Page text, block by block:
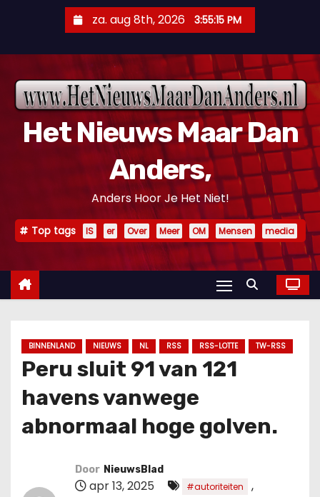
n
za. aug 8th, 2026 3:55:16 PM
Het Nieuws Maar Dan
Anders,
Anders Hoor Je Het Niet!
Top tags IS er Over Meer OM Mensen media
BINNENLAND NIEUWS NL RSS RSS-LOTTE TW-RSS
Peru sluit 91 van 121
havens vanwege
abnormaal hoge golven.
Door NieuwsBlad
apr 13, 2025 #autoriteiten ,